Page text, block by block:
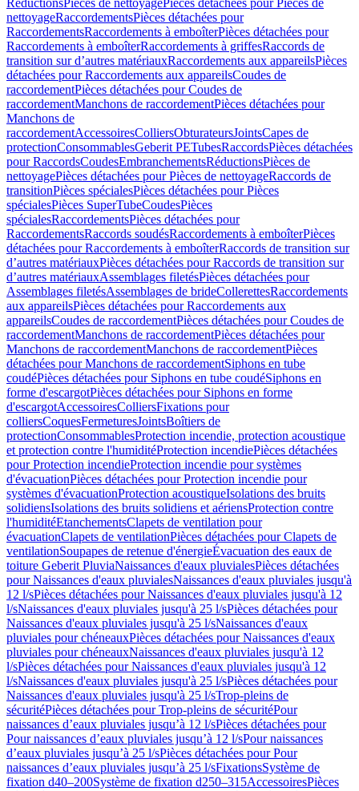
RéductionsPièces de nettoyagePièces détachées pour Pièces de
nettoyageRaccordementsPièces détachées pour
RaccordementsRaccordements à emboîterPièces détachées pour
Raccordements à emboîterRaccordements à griffesRaccords de
transition sur d’autres matériauxRaccordements aux appareilsPièces
détachées pour Raccordements aux appareilsCoudes de
raccordementPièces détachées pour Coudes de
raccordementManchons de raccordementPièces détachées pour
Manchons de
raccordementAccessoiresColliersObturateursJointsCapes de
protectionConsommablesGeberit PETubesRaccordsPièces détachées
pour RaccordsCoudesEmbranchementsRéductionsPièces de
nettoyagePièces détachées pour Pièces de nettoyageRaccords de
transitionPièces spécialesPièces détachées pour Pièces
spécialesPièces SuperTubeCoudesPièces
spécialesRaccordementsPièces détachées pour
RaccordementsRaccords soudésRaccordements à emboîterPièces
détachées pour Raccordements à emboîterRaccords de transition sur
d’autres matériauxPièces détachées pour Raccords de transition sur
d’autres matériauxAssemblages filetésPièces détachées pour
Assemblages filetésAssemblages de brideCollerettesRaccordements
aux appareilsPièces détachées pour Raccordements aux
appareilsCoudes de raccordementPièces détachées pour Coudes de
raccordementManchons de raccordementPièces détachées pour
Manchons de raccordementManchons de raccordementPièces
détachées pour Manchons de raccordementSiphons en tube
coudéPièces détachées pour Siphons en tube coudéSiphons en
forme d'escargotPièces détachées pour Siphons en forme
d'escargotAccessoiresColliersFixations pour
colliersCoquesFermeturesJointsBoîtiers de
protectionConsommablesProtection incendie, protection acoustique
et protection contre l'humiditéProtection incendiePièces détachées
pour Protection incendieProtection incendie pour systèmes
d'évacuationPièces détachées pour Protection incendie pour
systèmes d'évacuationProtection acoustiqueIsolations des bruits
solidiensIsolations des bruits solidiens et aériensProtection contre
l'humiditéEtanchementsClapets de ventilation pour
évacuationClapets de ventilationPièces détachées pour Clapets de
ventilationSoupapes de retenue d'énergieÉvacuation des eaux de
toiture Geberit PluviaNaissances d'eaux pluvialesPièces détachées
pour Naissances d'eaux pluvialesNaissances d'eaux pluviales jusqu'à
12 l/sPièces détachées pour Naissances d'eaux pluviales jusqu'à 12
l/sNaissances d'eaux pluviales jusqu'à 25 l/sPièces détachées pour
Naissances d'eaux pluviales jusqu'à 25 l/sNaissances d'eaux
pluviales pour chéneauxPièces détachées pour Naissances d'eaux
pluviales pour chéneauxNaissances d'eaux pluviales jusqu'à 12
l/sPièces détachées pour Naissances d'eaux pluviales jusqu'à 12
l/sNaissances d'eaux pluviales jusqu'à 25 l/sPièces détachées pour
Naissances d'eaux pluviales jusqu'à 25 l/sTrop-pleins de
sécuritéPièces détachées pour Trop-pleins de sécuritéPour
naissances d’eaux pluviales jusqu’à 12 l/sPièces détachées pour
Pour naissances d’eaux pluviales jusqu’à 12 l/sPour naissances
d’eaux pluviales jusqu’à 25 l/sPièces détachées pour Pour
naissances d’eaux pluviales jusqu’à 25 l/sFixationsSystème de
fixation d40–200Système de fixation d250–315AccessoiresPièces